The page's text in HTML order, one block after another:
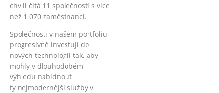
chvíli čítá 11 společností s více
než 1 070 zaměstnanci.
Společnosti v našem portfoliu
progresivně investují do
nových technologií tak, aby
mohly v dlouhodobém
výhledu nabídnout
ty nejmodernější služby v